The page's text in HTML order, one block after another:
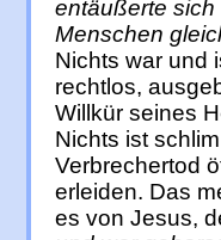
entäußerte
Menschen
Nichts war und
rechtlos,
Willkür seines
Nichts ist
Verbrechertod
erleiden. Das
es von Jesus,